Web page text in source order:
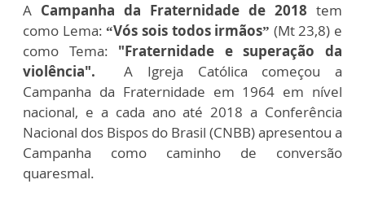
A Campanha da Fraternidade de 2018 tem
como Lema:“Vós sois todos irmãos” (Mt 23,8) e
como Tema: "Fraternidade e superação da
violência".
A Igreja Católica começou a
Campanha da Fraternidade em 1964 em nível
nacional, e a cada ano até 2018 a Conferência
Nacional dos Bispos do Brasil (CNBB) apresentou a
Campanha como caminho de conversão
quaresmal.